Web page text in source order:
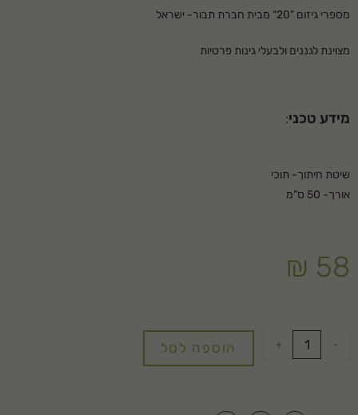
מספרי גיזום "20" מבית חברת תבור- ישראל
מצוינת לגננים ולבעלי גינות פרטיות
מידע טכני:
שיטת חיתוך- תוכי
אורך- 50 ס"מ
₪ 58
-
+ הוספה לסל